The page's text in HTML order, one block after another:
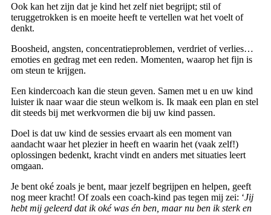
Ook kan het zijn dat je kind het zelf niet begrijpt; stil of
teruggetrokken is en moeite heeft te vertellen wat het voelt of
denkt.
Boosheid, angsten, concentratieproblemen, verdriet of verlies…
emoties en gedrag met een reden. Momenten, waarop het fijn is
om steun te krijgen.
Een kindercoach kan die steun geven. Samen met u en uw kind
luister ik naar waar die steun welkom is. Ik maak een plan en stel
dit steeds bij met werkvormen die bij uw kind passen.
Doel is dat uw kind de sessies ervaart als een moment van
aandacht waar het plezier in heeft en waarin het (vaak zelf!)
oplossingen bedenkt, kracht vindt en anders met situaties leert
omgaan.
Je bent oké zoals je bent, maar jezelf begrijpen en helpen, geeft
nog meer kracht! Of zoals een coach-kind pas tegen mij zei: ‘Jij
hebt mij geleerd dat ik oké was én ben, maar nu ben ik sterk en